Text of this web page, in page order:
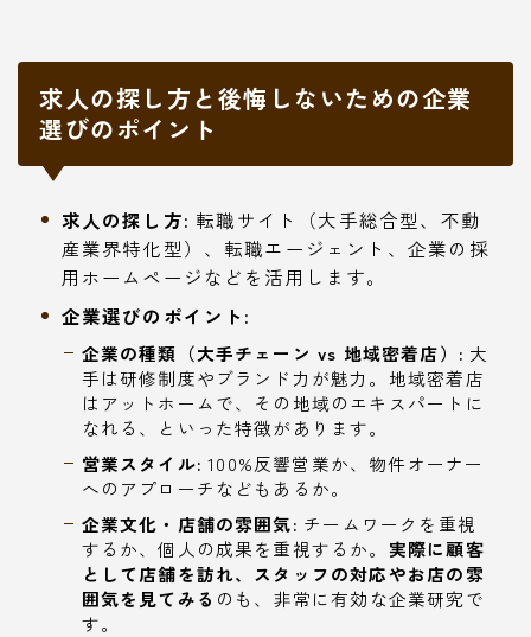
求人の探し方と後悔しないための企業
選びのポイント
求人の探し方: 転職サイト（大手総合型、不動
産業界特化型）、転職エージェント、企業の採
用ホームページなどを活用します。
企業選びのポイント:
企業の種類（大手チェーン vs 地域密着店）: 大
手は研修制度やブランド力が魅力。地域密着店
はアットホームで、その地域のエキスパートに
なれる、といった特徴があります。
営業スタイル: 100%反響営業か、物件オーナー
へのアプローチなどもあるか。
企業文化・店舗の雰囲気: チームワークを重視
するか、個人の成果を重視するか。 実際に顧客
として店舗を訪れ、スタッフの対応やお店の雰
囲気を見てみる のも、非常に有効な企業研究で
す。